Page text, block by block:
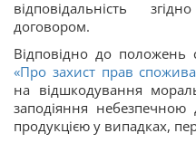
відповідальність
договором.
Відповідно до положень
«Про захист прав
на відшкодування
заподіяння
продукцією у випадках,